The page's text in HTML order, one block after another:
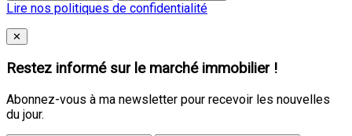
Lire nos politiques de confidentialité
Close
✕
Restez informé sur le marché immobilier !
Abonnez-vous à ma newsletter pour recevoir les nouvelles
du jour.